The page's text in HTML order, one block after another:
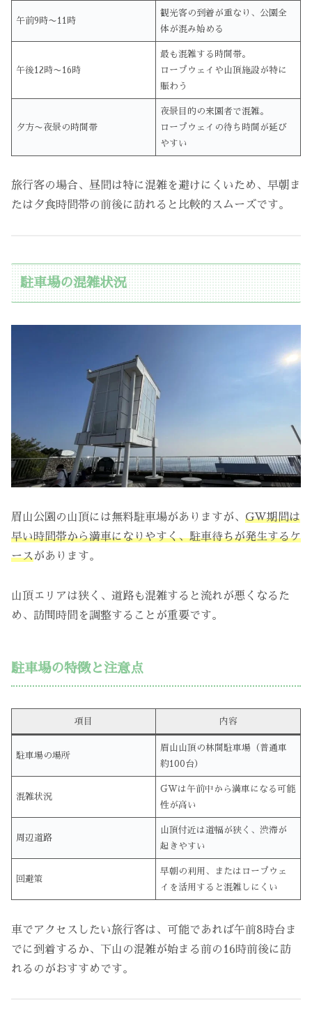
午前9時〜11時
観光客の到着が重なり、公園全
体が混み始める
午後12時〜16時
最も混雑する時間帯。
ロープウェイや山頂施設が特に
賑わう
夕方〜夜景の時間帯
夜景目的の来園者で混雑。
ロープウェイの待ち時間が延び
やすい
旅行客の場合、昼間は特に混雑を避けにくいため、早朝ま
たは夕食時間帯の前後に訪れると比較的スムーズです。
駐車場の混雑状況
眉山公園の山頂には無料駐車場がありますが、 GW期間は
早い時間帯から満車になりやすく、駐車待ちが発生するケ
ースがあります。
山頂エリアは狭く、道路も混雑すると流れが悪くなるた
め、訪問時間を調整することが重要です。
駐車場の特徴と注意点
項目 内容
駐車場の場所
眉山山頂の林間駐車場（普通車
約100台）
混雑状況
GWは午前中から満車になる可能
性が高い
周辺道路
山頂付近は道幅が狭く、渋滞が
起きやすい
回避策
早朝の利用、またはロープウェ
イを活用すると混雑しにくい
車でアクセスしたい旅行客は、可能であれば午前8時台ま
でに到着するか、下山の混雑が始まる前の16時前後に訪
れるのがおすすめです。